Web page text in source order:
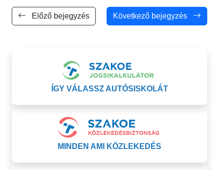
Előző bejegyzés Következő bejegyzés
ÍGY VÁLASSZ AUTÓSISKOLÁT
MINDEN AMI KÖZLEKEDÉS